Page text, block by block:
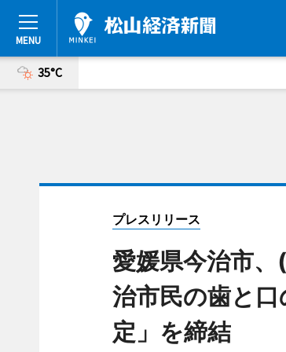
35°C
プレスリリース
愛媛県今治市
治市民の歯と
定」を締結